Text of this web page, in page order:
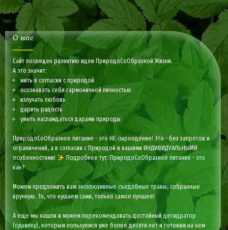
О нас
Сайт посвящен развитию идеи ПриродоСоОбразной Жизни.
А это значит:
жить в согласии с природой
осознавать себя гармоничной личностью
излучать любовь
дарить радость
уметь наслаждаться дарами природы
ПриродоСоОбразное питание - это НЕ сыроедение! Это - без запретов и
ограничений, а в согласии с Природой и вашими ИНДИВИДУАЛЬНЫМИ
особенностями!
Подробнее тут: ПриродоСоОбразное питание - это
как?
Можем предложить вамэксклюзивные съедобные травы, собранные
вручную. То, что кушаем сами, только самое лучшее!
А еще мы нашли и можем порекомендовать достойныйдегидратор
(сушилку), которым пользуемся уже более десяти лет и готовим на нем